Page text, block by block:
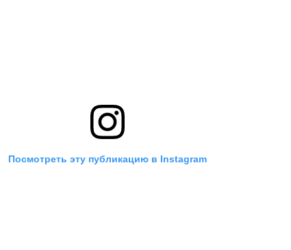
Посмотреть эту публикацию в Instagram